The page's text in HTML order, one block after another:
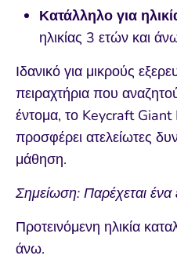
Κατάλληλο για
ηλικίας 3 ετών και
Ιδανικό για μικρούς
πειραχτήρια που
έντομα, το Keycraft
προσφέρει ατελείωτες
μάθηση.
Σημείωση: Παρέχεται ένα
Προτεινόμενη ηλικία
άνω.